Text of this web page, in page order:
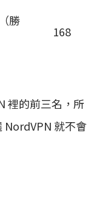
勝
168
裡的前三名，所
NordVPN 就不會